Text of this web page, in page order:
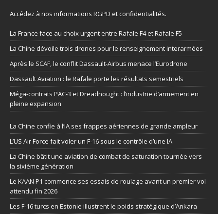
Accédez à nos informations RGPD et confidentialités.
La France face au choix urgent entre Rafale F4 et Rafale F5
La Chine dévoile trois drones pour le renseignement interarmées
Après le SCAF, le conflit Dassault-Airbus menace l’Eurodrone
Dassault Aviation : le Rafale porte les résultats semestriels
Méga-contrats PAC-3 et Dreadnought : l’industrie d’armement en
pleine expansion
La Chine confie à l’IA ses frappes aériennes de grande ampleur
L’US Air Force fait voler un F-16 sous le contrôle d’une IA
La Chine bâtit une aviation de combat de saturation tournée vers
la sixième génération
Le KAAN P1 commence ses essais de roulage avant un premier vol
attendu fin 2026
Les F-16 turcs en Estonie illustrent le poids stratégique d’Ankara